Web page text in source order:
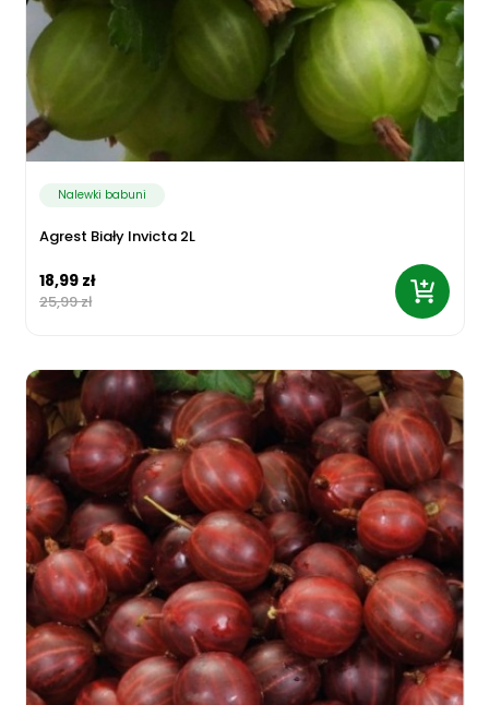
Nalewki babuni
Agrest Biały Invicta 2L
18,99 zł
25,99 zł